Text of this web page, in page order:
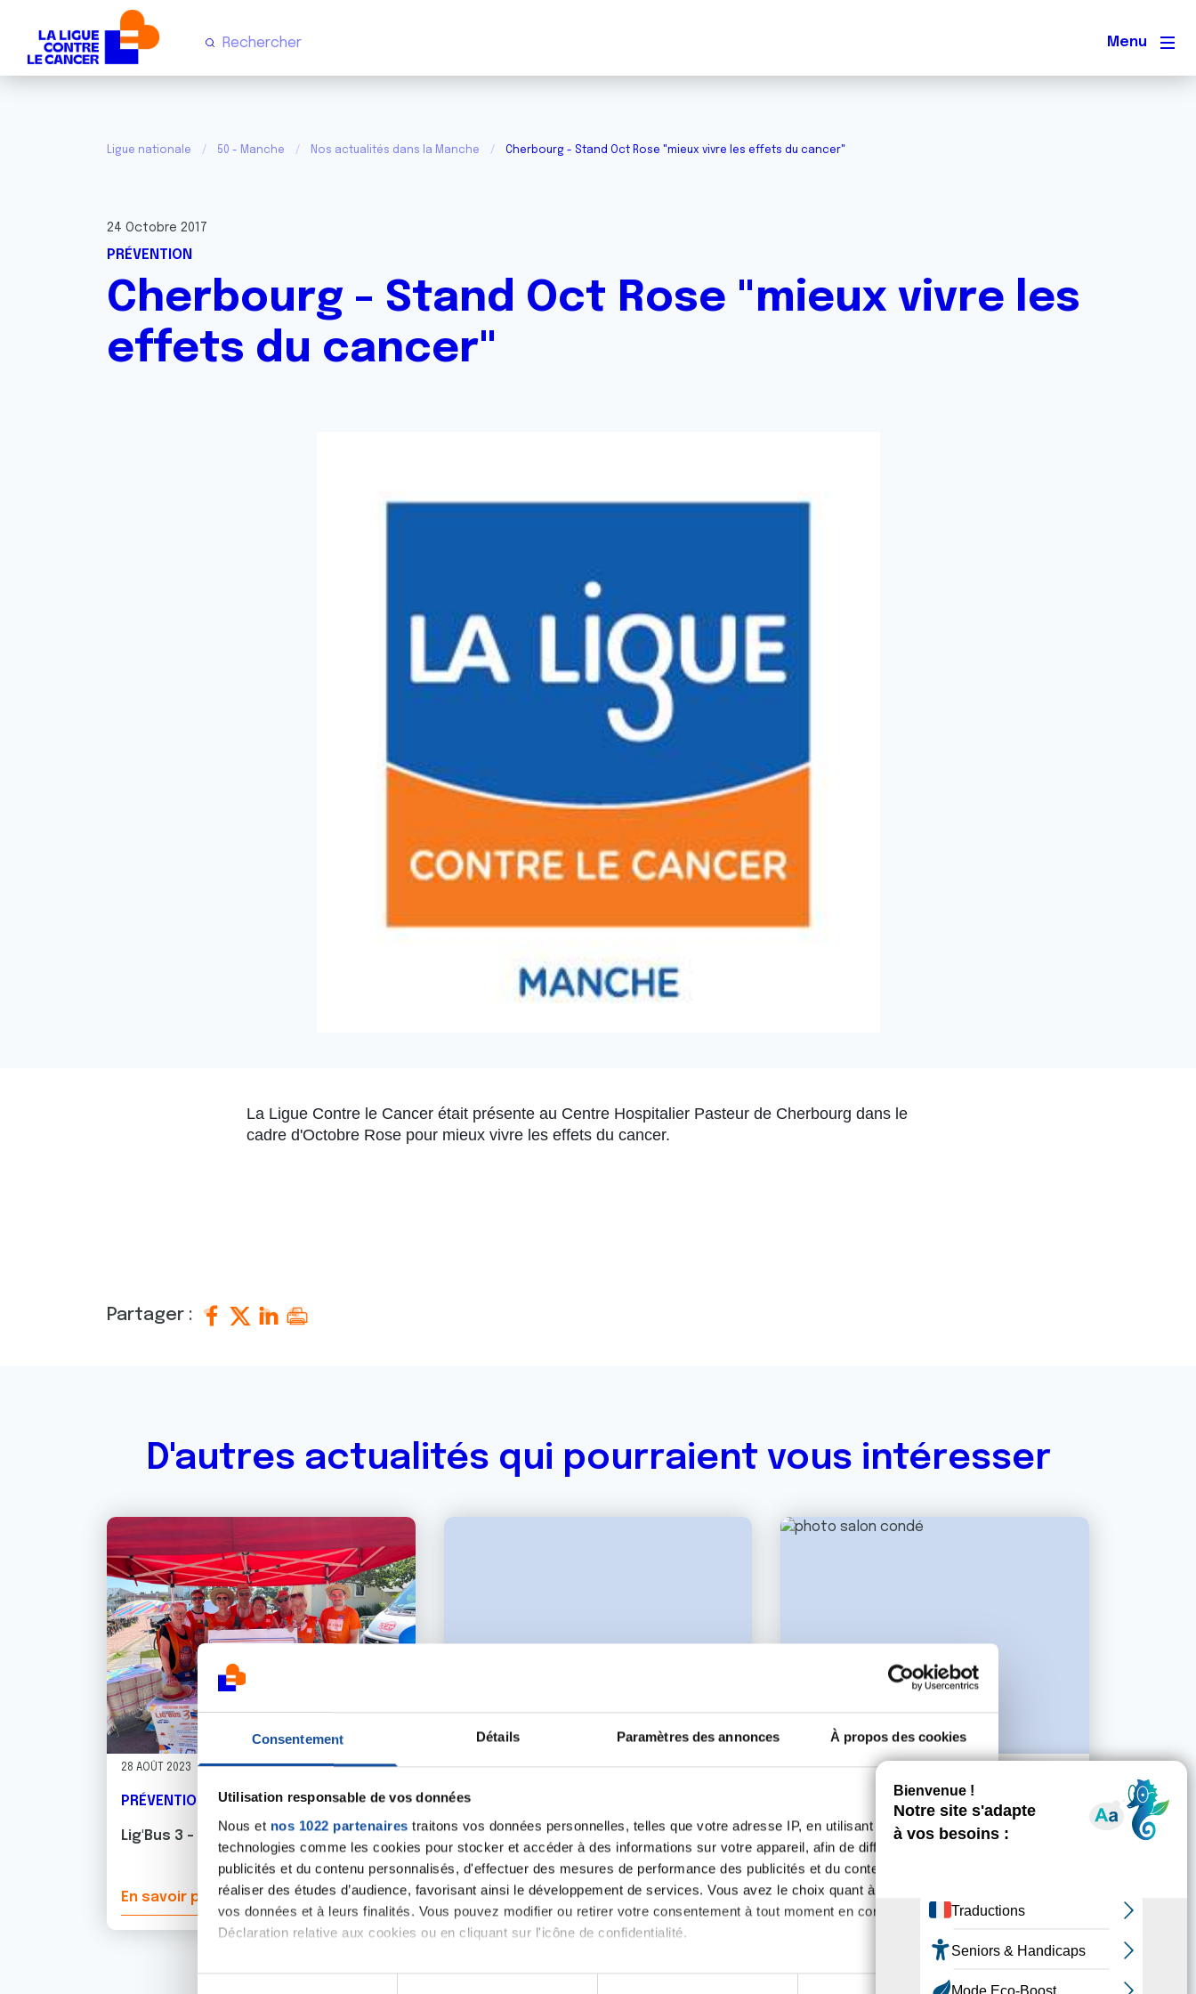
Consentement Détails Paramètres des annonces À propos des cookies
Utilisation responsable de vos données
Nous et nos 1022 partenaires traitons vos données personnelles, telles que votre adresse IP, en utilisant des
technologies comme les cookies pour stocker et accéder à des informations sur votre appareil, afin de diffuser des
publicités et du contenu personnalisés, d'effectuer des mesures de performance des publicités et du contenu, ainsi que de
réaliser des études d’audience, favorisant ainsi le développement de services. Vous avez le choix quant à l'utilisation de
vos données et à leurs finalités. Vous pouvez modifier ou retirer votre consentement à tout moment en consultant la
Déclaration relative aux cookies ou en cliquant sur l'icône de confidentialité.
Si vous le permettez, nous aimerions également :
Menu
Ligue nationale 50 - Manche Nos actualités dans la Manche Cherbourg - Stand Oct Rose "mieux vivre les effets du cancer"
24 Octobre 2017
PRÉVENTION
Cherbourg - Stand Oct Rose "mieux vivre les
effets du cancer"
La Ligue Contre le Cancer était présente au Centre Hospitalier Pasteur de Cherbourg dans le
cadre d'Octobre Rose pour mieux vivre les effets du cancer.
Partager :
D'autres actualités qui pourraient vous intéresser
28 AOÛT 2023
PRÉVENTION
Lig'Bus 3 - Prévention Solaire
En savoir plus
07 AVRIL 2023
PRÉVENTION
Lig'Entreprise : Dans le Cotentin - LM
Wind Power !
En savoir plus
06 AVRIL 2023
Salon des Séniors 2023 - Condé-sur-
Vire
En savoir plus